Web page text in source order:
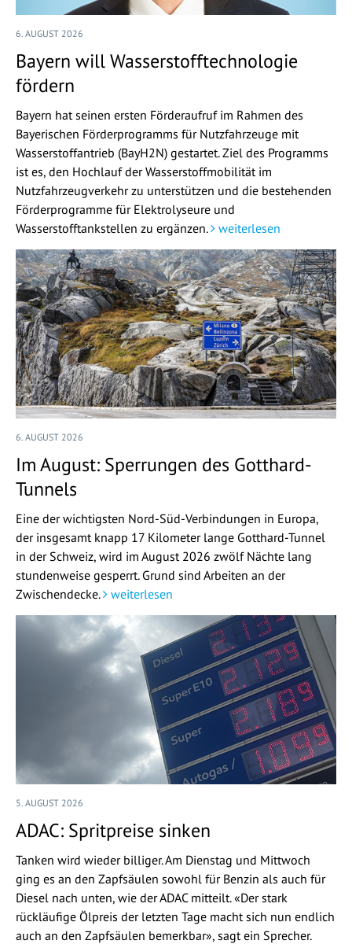
6. AUGUST 2026
Bayern will Wasserstofftechnologie
fördern
Bayern hat seinen ersten Förderaufruf im Rahmen des
Bayerischen Förderprogramms für Nutzfahrzeuge mit
Wasserstoffantrieb (BayH2N) gestartet. Ziel des Programms
ist es, den Hochlauf der Wasserstoffmobilität im
Nutzfahrzeugverkehr zu unterstützen und die bestehenden
Förderprogramme für Elektrolyseure und
Wasserstofftankstellen zu ergänzen.
weiterlesen
6. AUGUST 2026
Im August: Sperrungen des Gotthard-
Tunnels
Eine der wichtigsten Nord-Süd-Verbindungen in Europa,
der insgesamt knapp 17 Kilometer lange Gotthard-Tunnel
in der Schweiz, wird im August 2026 zwölf Nächte lang
stundenweise gesperrt. Grund sind Arbeiten an der
Zwischendecke.
weiterlesen
5. AUGUST 2026
ADAC: Spritpreise sinken
Tanken wird wieder billiger. Am Dienstag und Mittwoch
ging es an den Zapfsäulen sowohl für Benzin als auch für
Diesel nach unten, wie der ADAC mitteilt. «Der stark
rückläufige Ölpreis der letzten Tage macht sich nun endlich
auch an den Zapfsäulen bemerkbar», sagt ein Sprecher.